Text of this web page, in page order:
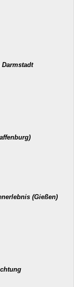
(Gießen)